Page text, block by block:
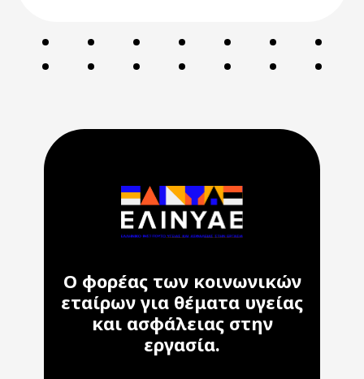
Ο φορέας των κοινωνικών
εταίρων για θέματα υγείας
και ασφάλειας στην
εργασία.